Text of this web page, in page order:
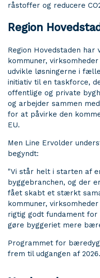
råstoffer og reducere
Region
Region Hovedstaden
kommuner,
udvikle løsningerne i
initiativ til en taskforce,
offentlige og private
og arbejder sammen
for at påvirke den
EU.
Men Line Ervolder
begyndt:
"Vi står helt i starten af
byggebranchen, og der
fået skabt et stærkt
kommuner,
rigtig godt fundament
gøre byggeriet mere
Programmet for
frem til udgangen af 2026.​​​